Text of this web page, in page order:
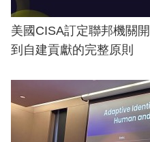
美國CISA訂定聯邦機關
到自建貢獻的完整原則